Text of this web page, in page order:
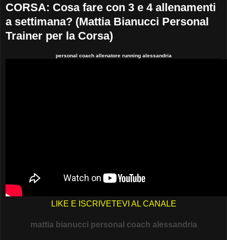
CORSA: Cosa fare con 3 e 4 allenamenti
a settimana? (Mattia Bianucci Personal
Trainer per la Corsa)
personal coach allenatore running alessandria
LIKE E ISCRIVETEVI AL CANALE
mattia bianucci personal coach alessandria